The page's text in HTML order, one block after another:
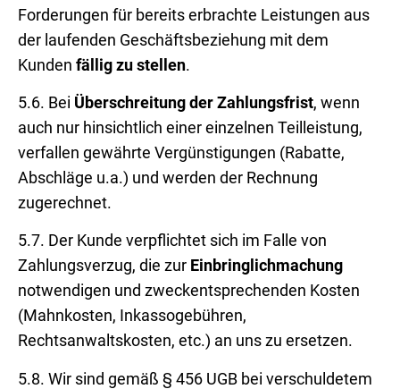
Forderungen für bereits erbrachte Leistungen aus
der laufenden Geschäftsbeziehung mit dem
Kunden fällig zu stellen.
5.6. Bei Überschreitung der Zahlungsfrist, wenn
auch nur hinsichtlich einer einzelnen Teilleistung,
verfallen gewährte Vergünstigungen (Rabatte,
Abschläge u.a.) und werden der Rechnung
zugerechnet.
5.7. Der Kunde verpflichtet sich im Falle von
Zahlungsverzug, die zur Einbringlichmachung
notwendigen und zweckentsprechenden Kosten
(Mahnkosten, Inkassogebühren,
Rechtsanwaltskosten, etc.) an uns zu ersetzen.
5.8. Wir sind gemäß § 456 UGB bei verschuldetem